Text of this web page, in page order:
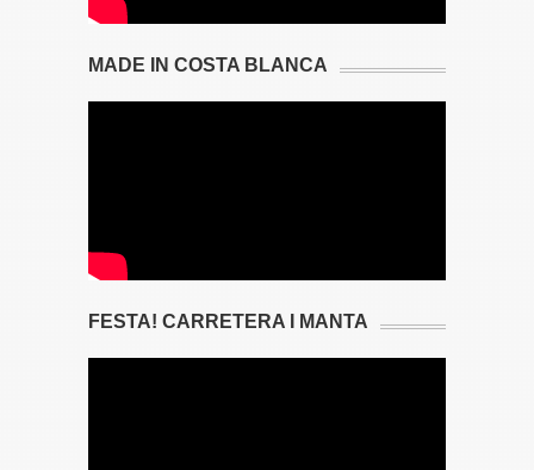
MADE IN COSTA BLANCA
FESTA! CARRETERA I MANTA